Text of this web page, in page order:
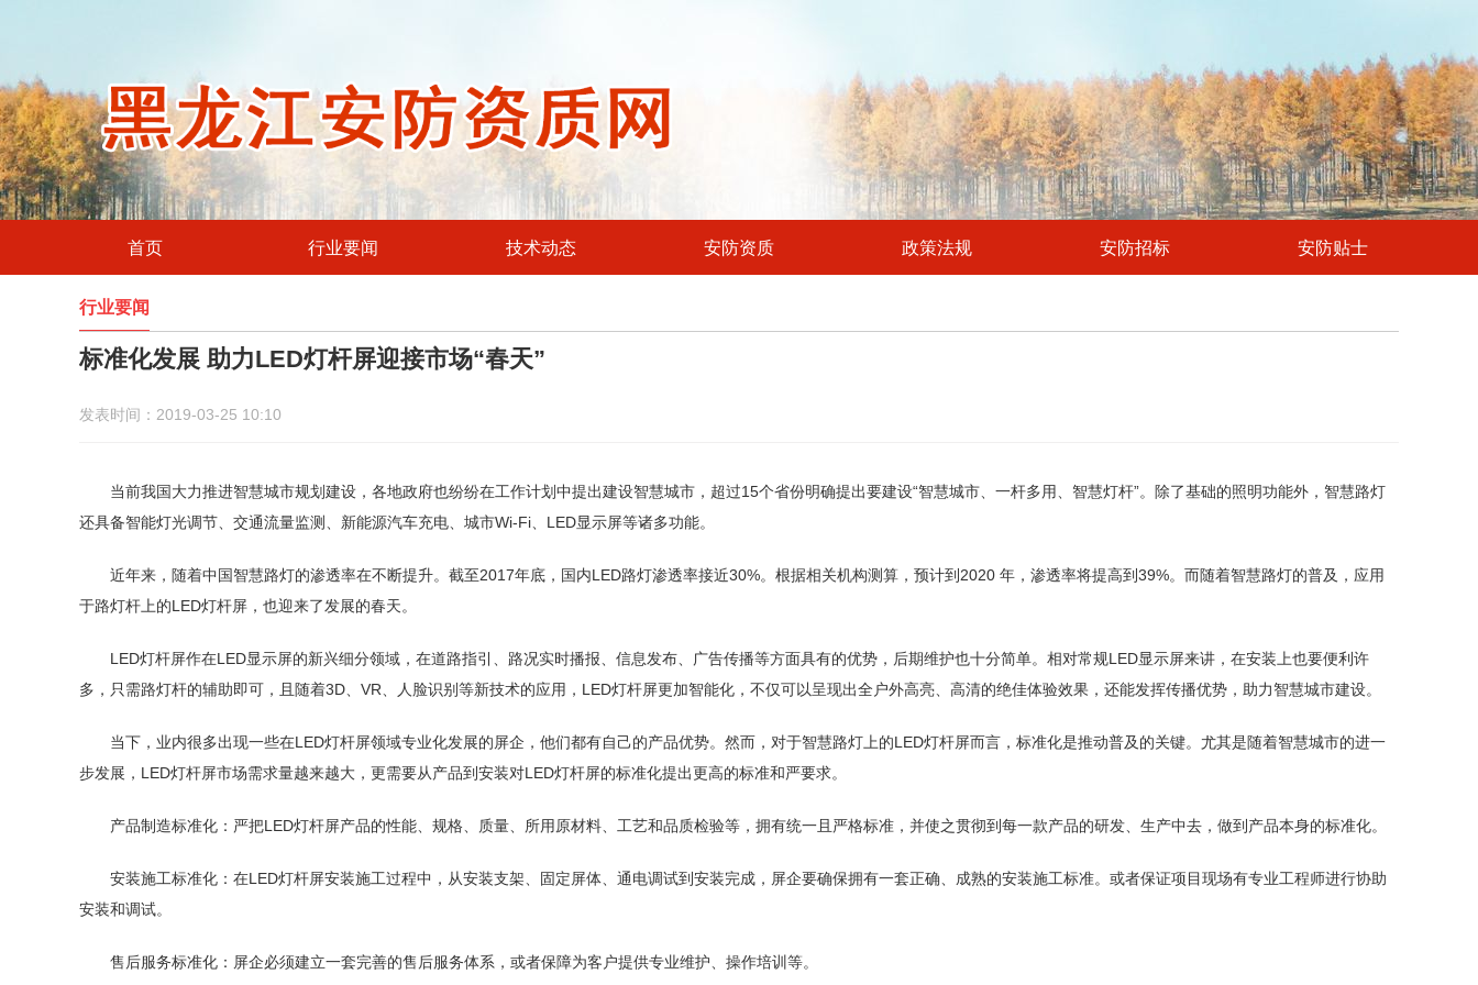
首页 行业要闻 技术动态 安防资质 政策法规 安防招标 安防贴士
行业要闻
标准化发展 助力LED灯杆屏迎接市场“春天”
发表时间：2019-03-25 10:10
当前我国大力推进智慧城市规划建设，各地政府也纷纷在工作计划中提出建设智慧城市，超过15个省份明确提出要建设“智慧城市、一杆多用、智慧灯杆”。除了基础的照明功能外，智慧路灯
还具备智能灯光调节、交通流量监测、新能源汽车充电、城市Wi-Fi、LED显示屏等诸多功能。
近年来，随着中国智慧路灯的渗透率在不断提升。截至2017年底，国内LED路灯渗透率接近30%。根据相关机构测算，预计到2020 年，渗透率将提高到39%。而随着智慧路灯的普及，应用
于路灯杆上的LED灯杆屏，也迎来了发展的春天。
LED灯杆屏作在LED显示屏的新兴细分领域，在道路指引、路况实时播报、信息发布、广告传播等方面具有的优势，后期维护也十分简单。相对常规LED显示屏来讲，在安装上也要便利许
多，只需路灯杆的辅助即可，且随着3D、VR、人脸识别等新技术的应用，LED灯杆屏更加智能化，不仅可以呈现出全户外高亮、高清的绝佳体验效果，还能发挥传播优势，助力智慧城市建设。
当下，业内很多出现一些在LED灯杆屏领域专业化发展的屏企，他们都有自己的产品优势。然而，对于智慧路灯上的LED灯杆屏而言，标准化是推动普及的关键。尤其是随着智慧城市的进一
步发展，LED灯杆屏市场需求量越来越大，更需要从产品到安装对LED灯杆屏的标准化提出更高的标准和严要求。
产品制造标准化：严把LED灯杆屏产品的性能、规格、质量、所用原材料、工艺和品质检验等，拥有统一且严格标准，并使之贯彻到每一款产品的研发、生产中去，做到产品本身的标准化。
安装施工标准化：在LED灯杆屏安装施工过程中，从安装支架、固定屏体、通电调试到安装完成，屏企要确保拥有一套正确、成熟的安装施工标准。或者保证项目现场有专业工程师进行协助
安装和调试。
售后服务标准化：屏企必须建立一套完善的售后服务体系，或者保障为客户提供专业维护、操作培训等。